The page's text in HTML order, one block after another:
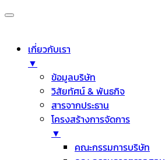
เกี่ยวกับเรา
▼
ข้อมูลบริษัท
วิสัยทัศน์ & พันธกิจ
สารจากประธาน
โครงสร้างการจัดการ
▼
คณะกรรมการบริษัท